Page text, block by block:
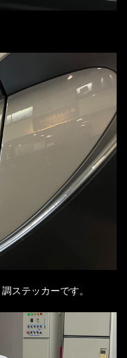
ステッカーです。